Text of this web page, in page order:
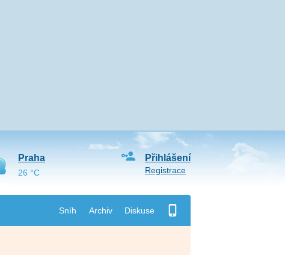
Sníh Archiv Diskuse
Přihlášení
Registrace
Praha
26 °C